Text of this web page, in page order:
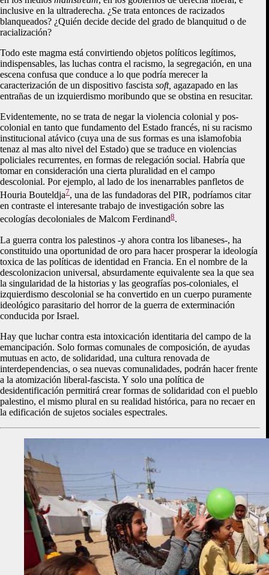
inclusive en la ultraderecha. ¿Se trata entonces de racizados
blanqueados? ¿Quién decide decide del grado de blanquitud o de
racialización?
Todo este magma está convirtiendo objetos políticos legítimos,
indispensables, las luchas contra el racismo, la segregación, en una
escena confusa que conduce a lo que podría merecer la
caracterización de un dispositivo fascista soft, agazapado en las
entrañas de un izquierdismo moribundo que se obstina en resucitar.
Evidentemente, no se trata de negar la violencia colonial y pos-
colonial en tanto que fundamento del Estado francés, ni su racismo
institucional atávico (cuya una de sus formas es una islamofobia
tenaz al mas alto nivel del Estado) que se traduce en violencias
policiales recurrentes, en formas de relegación social. Habría que
tomar en consideración una cierta pluralidad en el campo
descolonial. Por ejemplo, al lado de los inenarrables panfletos de
Houria Bouteldja7, una de las fundadoras del PIR, podríamos citar
en contraste el interesante trabajo de investigación sobre las
ecologías decoloniales de Malcom Ferdinand8.
La guerra contra los palestinos -y ahora contra los libaneses-, ha
constituido una oportunidad de oro para hacer prosperar la ideología
toxica de las políticas de identidad en Francia. En el nombre de la
descolonizacion universal, absurdamente equivalente sea la que sea
la singularidad de la historias y las geografías pos-coloniales, el
izquierdismo descolonial se ha convertido en un cuerpo puramente
ideológico parasitario del horror de la guerra de exterminación
conducida por Israel.
Hay que luchar contra esta intoxicación identitaria del campo de la
emancipación. Solo formas comunales de composición, de ayudas
mutuas en acto, de solidaridad, una cultura renovada de
interdependencias, o sea nuevas comunalidades, podrán hacer frente
a la atomización liberal-fascista. Y solo una política de
desidentificación permitirá crear formas de solidaridad con el pueblo
palestino, el mismo plural en su realidad histórica, para no recaer en
la edificación de sujetos sociales espectrales.